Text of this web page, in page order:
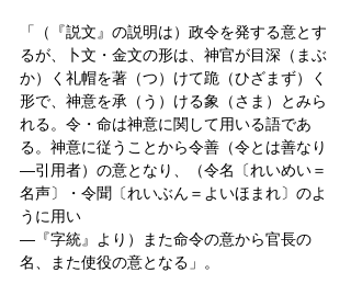
「（『説文』の説明は）政令を発する意とす
るが、卜文・金文の形は、神官が目深（まぶ
か）く礼帽を著（つ）けて跪（ひざまず）く
形で、神意を承（う）ける象（さま）とみら
れる。令・命は神意に関して用いる語であ
る。神意に従うことから令善（令とは善なり
―引用者）の意となり、（令名〔れいめい＝
名声〕・令聞〔れいぶん＝よいほまれ〕のよ
うに用い
―『字統』より）また命令の意から官長の
名、また使役の意となる」。